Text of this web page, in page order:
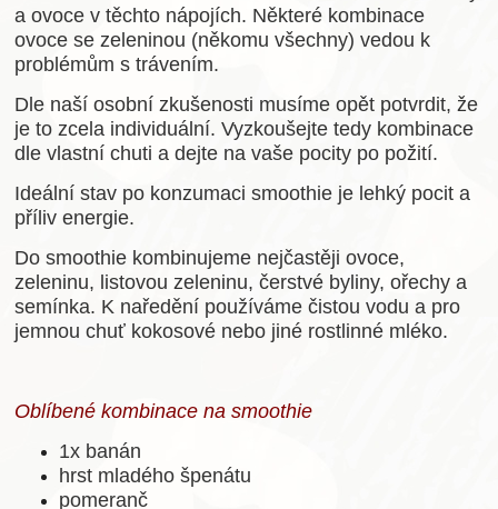
a ovoce v těchto nápojích. Některé kombinace
ovoce se zeleninou (někomu všechny) vedou k
problémům s trávením.
Dle naší osobní zkušenosti musíme opět potvrdit, že
je to zcela individuální. Vyzkoušejte tedy kombinace
dle vlastní chuti a dejte na vaše pocity po požití.
Ideální stav po konzumaci smoothie je lehký pocit a
příliv energie.
Do smoothie kombinujeme nejčastěji ovoce,
zeleninu, listovou zeleninu, čerstvé byliny, ořechy a
semínka. K naředění používáme čistou vodu a pro
jemnou chuť kokosové nebo jiné rostlinné mléko.
Oblíbené kombinace na smoothie
1x banán
hrst mladého špenátu
pomeranč